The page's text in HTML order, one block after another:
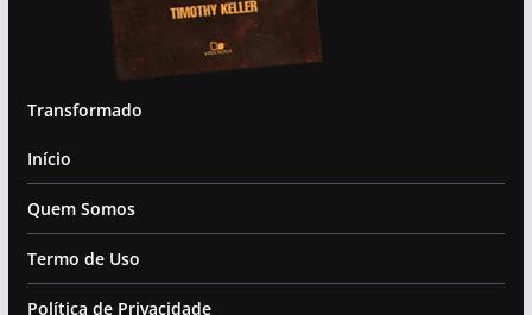
Transformado
Início
Quem Somos
Termo de Uso
Política de Privacidade